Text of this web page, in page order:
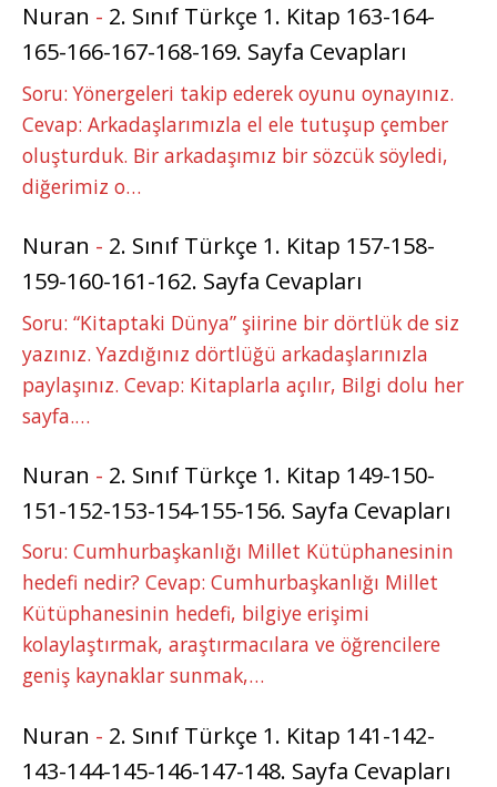
Nuran - 2. Sınıf Türkçe 1. Kitap 163-164-
165-166-167-168-169. Sayfa Cevapları
Soru: Yönergeleri takip ederek oyunu oynayınız.
Cevap: Arkadaşlarımızla el ele tutuşup çember
oluşturduk. Bir arkadaşımız bir sözcük söyledi,
diğerimiz o…
Nuran - 2. Sınıf Türkçe 1. Kitap 157-158-
159-160-161-162. Sayfa Cevapları
Soru: “Kitaptaki Dünya” şiirine bir dörtlük de siz
yazınız. Yazdığınız dörtlüğü arkadaşlarınızla
paylaşınız. Cevap: Kitaplarla açılır, Bilgi dolu her
sayfa.…
Nuran - 2. Sınıf Türkçe 1. Kitap 149-150-
151-152-153-154-155-156. Sayfa Cevapları
Soru: Cumhurbaşkanlığı Millet Kütüphanesinin
hedefi nedir? Cevap: Cumhurbaşkanlığı Millet
Kütüphanesinin hedefi, bilgiye erişimi
kolaylaştırmak, araştırmacılara ve öğrencilere
geniş kaynaklar sunmak,…
Nuran - 2. Sınıf Türkçe 1. Kitap 141-142-
143-144-145-146-147-148. Sayfa Cevapları